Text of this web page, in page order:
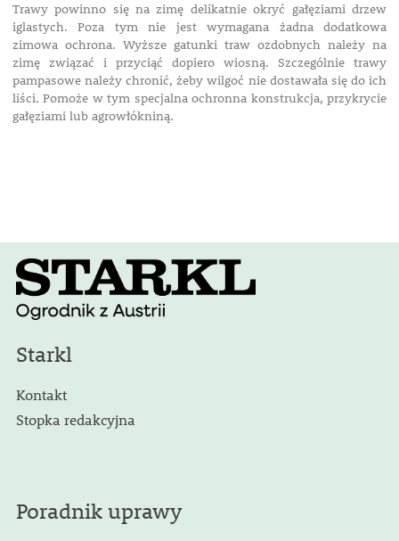
Trawy powinno się na zimę delikatnie okryć gałęziami drzew
iglastych. Poza tym nie jest wymagana żadna dodatkowa
zimowa ochrona. Wyższe gatunki traw ozdobnych należy na
zimę związać i przyciąć dopiero wiosną. Szczególnie trawy
pampasowe należy chronić, żeby wilgoć nie dostawała się do ich
liści. Pomoże w tym specjalna ochronna konstrukcja, przykrycie
gałęziami lub agrowłókniną.
Starkl
Kontakt
Stopka redakcyjna
Poradnik uprawy